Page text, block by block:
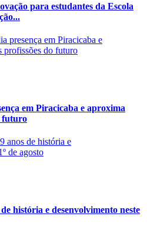
para estudantes da Escola
em Piracicaba e aproxima
futuro
história e desenvolvimento neste